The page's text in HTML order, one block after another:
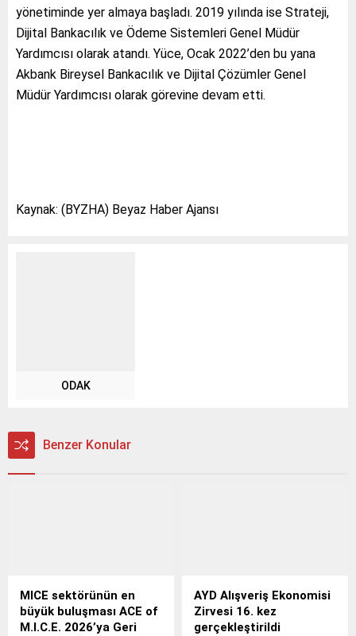
yönetiminde yer almaya başladı. 2019 yılında ise Strateji,
Dijital Bankacılık ve Ödeme Sistemleri Genel Müdür
Yardımcısı olarak atandı. Yüce, Ocak 2022’den bu yana
Akbank Bireysel Bankacılık ve Dijital Çözümler Genel
Müdür Yardımcısı olarak görevine devam etti.
Kaynak: (BYZHA) Beyaz Haber Ajansı
ODAK
Benzer Konular
MICE sektörünün en
büyük buluşması ACE of
M.I.C.E. 2026’ya Geri
AYD Alışveriş Ekonomisi
Zirvesi 16. kez
gerçekleştirildi